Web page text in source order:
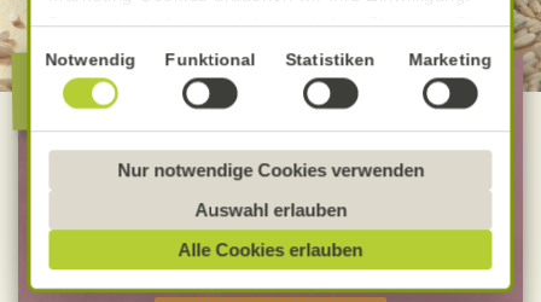
Das optimale Nutzererlebnis erhalten Sie, wenn Sie
„Alle Cookies erlauben“ anklicken. Ihre Einwilligung
umfasst in diesem Fall auch den Einsatz von
Dienstleistern in Drittländern, die kein mit der EU
Sofern personenbezogene Daten dorthin übermittelt
werden, besteht das Risiko, dass diese erfasst und
analysiert werden und Betroffenenrechte nicht
durchgesetzt werden könnten. Sie können jederzeit
Ihre Einwilligung zur Datenverarbeitung und
Einwilligungsauswahl
Notwendig Funktional Statistiken Marketing
Alle Cookies erlauben
Auswahl erlauben
Nur notwendige Cookies verwenden
Die besondere Alnatura
Qualität
100 % Bio-Lebensmittel
Bevorzugt Bio-Verbandsware
unabhängig geprüfte Rezepturen